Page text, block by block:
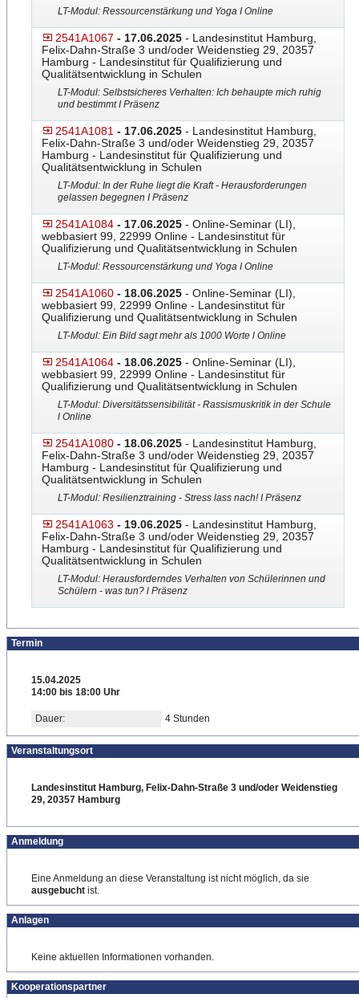
LT-Modul: Ressourcenstärkung und Yoga I Online
2541A1067 - 17.06.2025 - Landesinstitut Hamburg,
Felix-Dahn-Straße 3 und/oder Weidenstieg 29, 20357
Hamburg - Landesinstitut für Qualifizierung und
Qualitätsentwicklung in Schulen
LT-Modul: Selbstsicheres Verhalten: Ich behaupte mich ruhig
und bestimmt I Präsenz
2541A1081 - 17.06.2025 - Landesinstitut Hamburg,
Felix-Dahn-Straße 3 und/oder Weidenstieg 29, 20357
Hamburg - Landesinstitut für Qualifizierung und
Qualitätsentwicklung in Schulen
LT-Modul: In der Ruhe liegt die Kraft - Herausforderungen
gelassen begegnen I Präsenz
2541A1084 - 17.06.2025 - Online-Seminar (LI),
webbasiert 99, 22999 Online - Landesinstitut für
Qualifizierung und Qualitätsentwicklung in Schulen
LT-Modul: Ressourcenstärkung und Yoga I Online
2541A1060 - 18.06.2025 - Online-Seminar (LI),
webbasiert 99, 22999 Online - Landesinstitut für
Qualifizierung und Qualitätsentwicklung in Schulen
LT-Modul: Ein Bild sagt mehr als 1000 Worte l Online
2541A1064 - 18.06.2025 - Online-Seminar (LI),
webbasiert 99, 22999 Online - Landesinstitut für
Qualifizierung und Qualitätsentwicklung in Schulen
LT-Modul: Diversitätssensibilität - Rassismuskritik in der Schule
l Online
2541A1080 - 18.06.2025 - Landesinstitut Hamburg,
Felix-Dahn-Straße 3 und/oder Weidenstieg 29, 20357
Hamburg - Landesinstitut für Qualifizierung und
Qualitätsentwicklung in Schulen
LT-Modul: Resilienztraining - Stress lass nach! I Präsenz
2541A1063 - 19.06.2025 - Landesinstitut Hamburg,
Felix-Dahn-Straße 3 und/oder Weidenstieg 29, 20357
Hamburg - Landesinstitut für Qualifizierung und
Qualitätsentwicklung in Schulen
LT-Modul: Herausforderndes Verhalten von Schülerinnen und
Schülern - was tun? l Präsenz
Termin
15.04.2025
14:00 bis 18:00 Uhr
Dauer: 4 Stunden
Veranstaltungsort
Landesinstitut Hamburg, Felix-Dahn-Straße 3 und/oder Weidenstieg
29, 20357 Hamburg
Anmeldung
Eine Anmeldung an diese Veranstaltung ist nicht möglich, da sie
ausgebucht ist.
Anlagen
Keine aktuellen Informationen vorhanden.
Kooperationspartner